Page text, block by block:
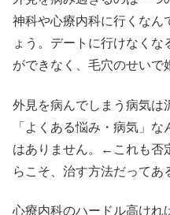
神科や心療内科に行くなん
ょう。デートに行けなく
ができなく、毛穴のせいで
外見を病んでしまう病気は
「よくある悩み・病気」
はありません。←これも否
らこそ、治す方法だってあ
心療内科のハードル高けれ